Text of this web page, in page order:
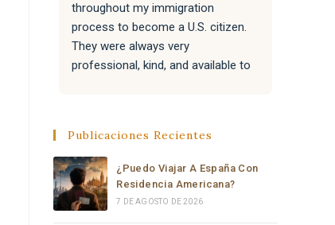
throughout my immigration
process to become a U.S. citizen.
They were always very
professional, kind, and available to
their immigration processes, and
everything went very well.
I sincerely recommend the law
Publicaciones Recientes
¿Puedo Viajar A España Con
Residencia Americana?
7 DE AGOSTO DE 2026